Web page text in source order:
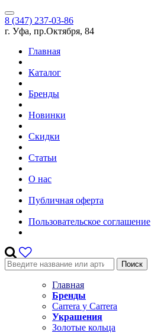
8 (347) 237-03-86
г. Уфа, пр.Октября, 84
Главная
Каталог
Бренды
Новинки
Скидки
Статьи
О нас
Публичная оферта
Пользовательское соглашение
Поиск
Главная
Бренды
Carrera y Carrera
Украшения
Золотые кольца